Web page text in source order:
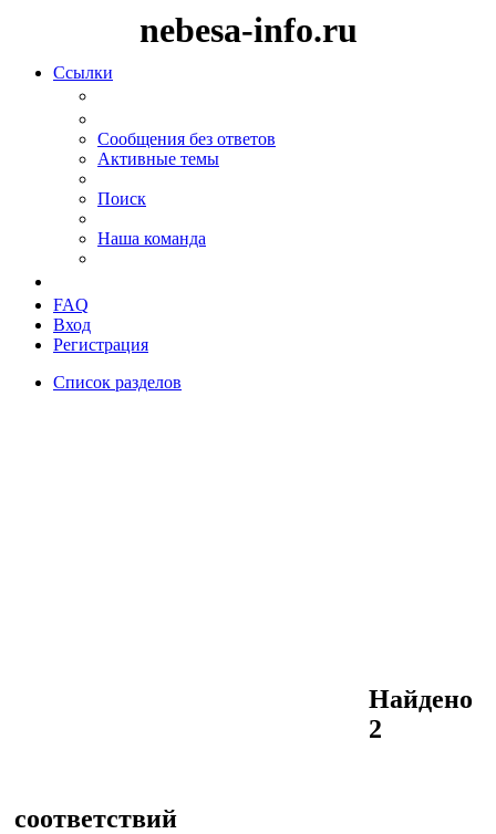
nebesa-info.ru
Ссылки
Сообщения без ответов
Активные темы
Поиск
Наша команда
FAQ
Вход
Регистрация
Список разделов
Найдено
2
соответствий